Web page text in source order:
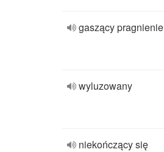
gaszący pragnienie
wyluzowany
niekończący się